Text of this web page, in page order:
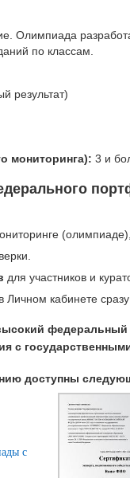
Олимпиада
по классам.
результат)
мониторинга): 3 и
для участников и
в Личном кабинете
с
доступны
с